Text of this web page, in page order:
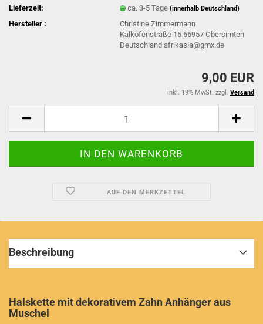
Lieferzeit:
ca. 3-5 Tage(innerhalb Deutschland)
Hersteller :
Christine Zimmermann
Kalkofenstraße 15 66957 Obersimten
Deutschland afrikasia@gmx.de
9,00 EUR
inkl. 19% MwSt. zzgl. Versand
AUF DEN MERKZETTEL
Beschreibung
Halskette mit dekorativem Zahn Anhänger aus
Muschel